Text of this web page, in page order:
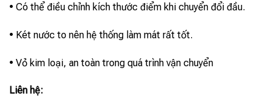
• Có thể điều chỉnh kích thước điểm khi chuyển đổi đầu.
• Két nước to nên hệ thống làm mát rất tốt.
• Vỏ kim loại, an toàn trong quá trình vận chuyển
Liên hệ: